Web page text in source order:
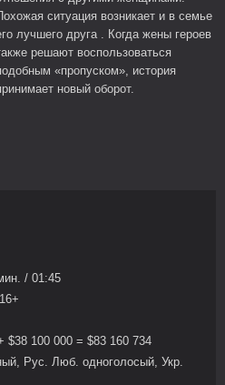
ситуация возникает и в семье
лучшего друга . Когда жены героев
решают воспользоваться
«пропуском», история
новый оборот.
/ 01:45
16+
$38 100 000 = $83 160 734
Рус. Люб. одноголосый, Укр.